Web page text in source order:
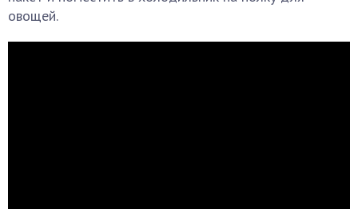
овощей.